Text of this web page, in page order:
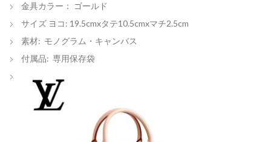
金具カラー： ゴールド
サイズ ヨコ: 19.5cmxタテ10.5cmxマチ2.5cm
素材: モノグラム・キャンバス
付属品: 専用保存袋